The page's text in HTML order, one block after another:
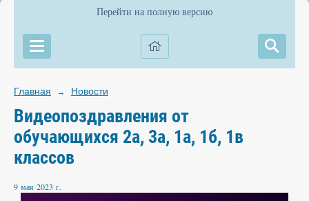
Перейти на полную версию
Главная → Новости
Видеопоздравления от
обучающихся 2а, 3а, 1а, 1б, 1в
классов
9 мая 2023 г.